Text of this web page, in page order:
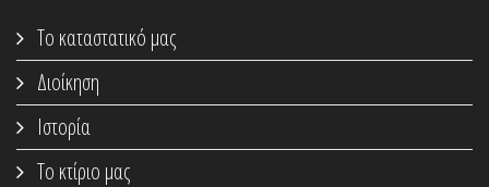
Το καταστατικό μας
Διοίκηση
Ιστορία
Το κτίριο μας